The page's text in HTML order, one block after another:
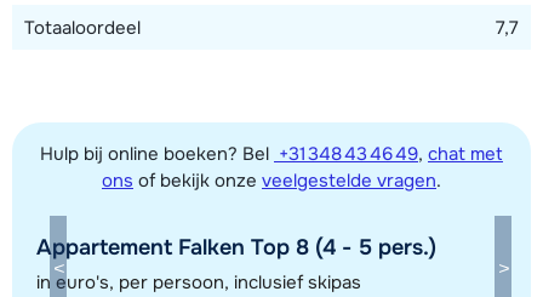
Totaaloordeel
7,7
Hulp bij online boeken? Bel +31 348 43 46 49, chat met
ons of bekijk onze veelgestelde vragen.
Appartement Falken Top 8 (4 - 5 pers.)
in euro's, per persoon, inclusief skipas